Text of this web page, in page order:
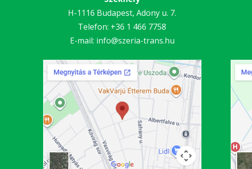
H-1116 Budapest, Adony u. 7.
Telefon: +36 1 466 7758
E-mail: info@szeria-trans.hu